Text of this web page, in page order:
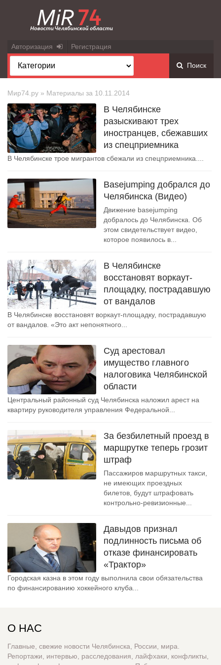
Авторизация Регистрация
Поиск
Мир74.ру » Материалы за 10.11.2014
В Челябинске
разыскивают трех
иностранцев, сбежавших
из спецприемника
В Челябинске трое мигрантов сбежали из спецприемника....
Basejumping добрался до
Челябинска (Видео)
Движение basejumping
добралось до Челябинска. Об
этом свидетельствует видео,
которое появилось в...
В Челябинске
восстановят воркаут-
площадку, пострадавшую
от вандалов
В Челябинске восстановят воркаут-площадку, пострадавшую
от вандалов. «Это акт непонятного...
Суд арестовал
имущество главного
налоговика Челябинской
области
Центральный районный суд Челябинска наложил арест на
квартиру руководителя управления Федеральной...
За безбилетный проезд в
маршрутке теперь грозит
штраф
Пассажиров маршрутных такси,
не имеющих проездных
билетов, будут штрафовать
контрольно-ревизионные...
Давыдов признал
подлинность письма об
отказе финансировать
«Трактор»
Городская казна в этом году выполнила свои обязательства
по финансированию хоккейного клуба...
О НАС
Главные, свежие новости Челябинска, России, мира.
Репортажи, интервью, расследования, лайфхаки, конфликты,